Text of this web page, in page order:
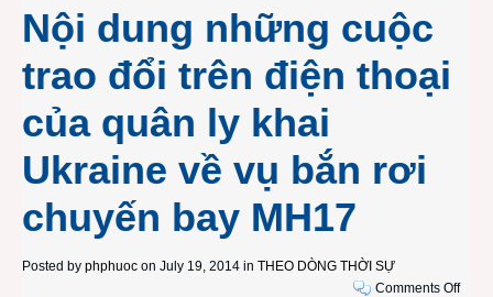
Nội dung những cuộc
trao đổi trên điện thoại
của quân ly khai
Ukraine về vụ bắn rơi
chuyến bay MH17
Posted by phphuoc on July 19, 2014 in THEO DÒNG THỜI SỰ
Comments Offon